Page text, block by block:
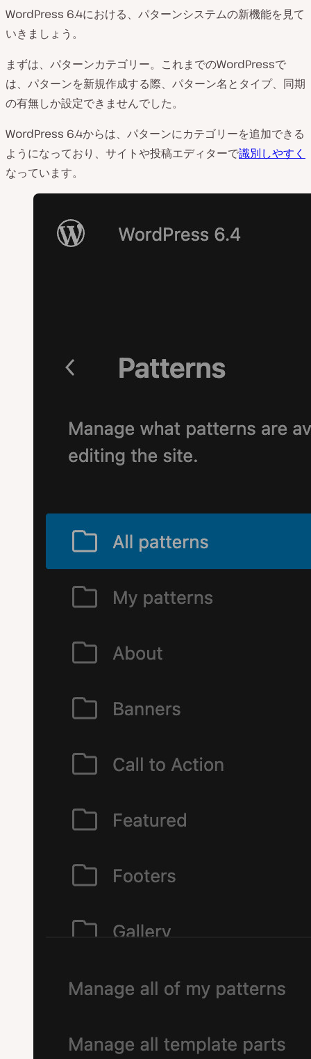
WordPress 6.4における、パターンシステムの新機能を見て
いきましょう。
まずは、パターンカテゴリー。これまでのWordPressで
は、パターンを新規作成する際、パターン名とタイプ、同期
の有無しか設定できませんでした。
WordPress 6.4からは、パターンにカテゴリーを追加できる
ようになっており、サイトや投稿エディターで識別しやすく
なっています。